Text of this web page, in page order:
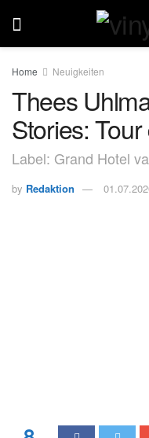
Home Neuigkeiten
Thees
Stories:
Label: Grand Hotel
by Redaktion